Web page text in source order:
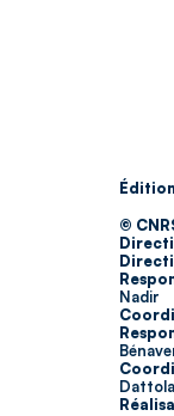
©
Nadir
Dattola